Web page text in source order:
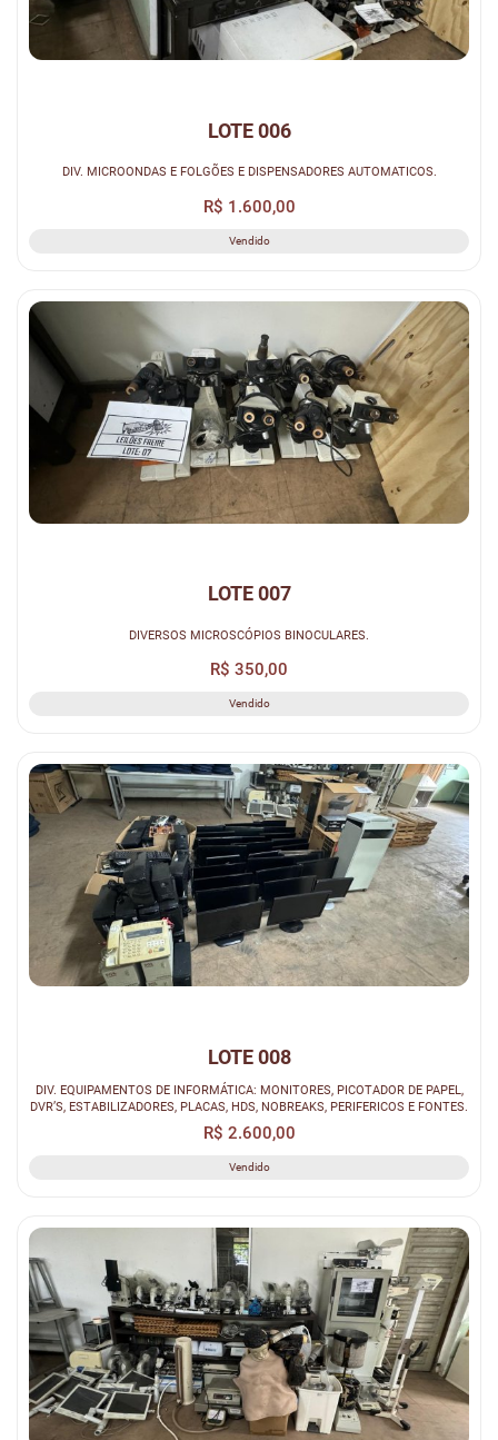
LOTE 006
DIV. MICROONDAS E FOLGÕES E DISPENSADORES AUTOMATICOS.
R$ 1.600,00
Vendido
LOTE 007
DIVERSOS MICROSCÓPIOS BINOCULARES.
R$ 350,00
Vendido
LOTE 008
DIV. EQUIPAMENTOS DE INFORMÁTICA: MONITORES, PICOTADOR DE PAPEL,
DVR’S, ESTABILIZADORES, PLACAS, HDS, NOBREAKS, PERIFERICOS E FONTES.
R$ 2.600,00
Vendido